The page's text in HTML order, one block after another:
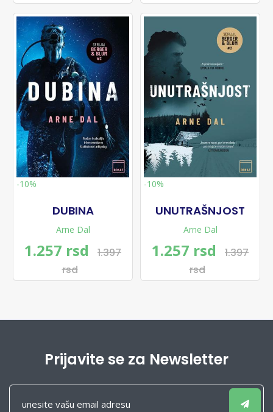
-10%
DUBINA
Arne Dal
1.257 rsd
1.397
rsd
-10%
UNUTRAŠNJOST
Arne Dal
1.257 rsd
1.397
rsd
Prijavite se za Newsletter